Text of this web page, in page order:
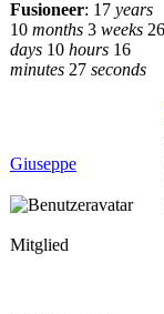
Fusioneer: 17 years
10 months 3 weeks 26
days 10 hours 16
minutes 27 seconds
Giuseppe
Mitglied